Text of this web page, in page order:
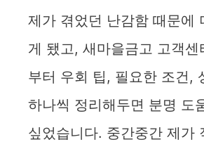
제가 겪었던 난감함 때문에
게 됐고, 새마을금고 고객센
부터 우회 팁, 필요한 조건,
하나씩 정리해두면 분명 도
싶었습니다. 중간중간 제가